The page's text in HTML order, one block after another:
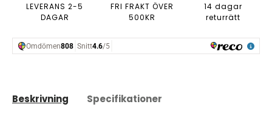
LEVERANS 2-5
DAGAR
FRI FRAKT ÖVER
500KR
14 dagar
returrätt
Beskrivning Specifikationer